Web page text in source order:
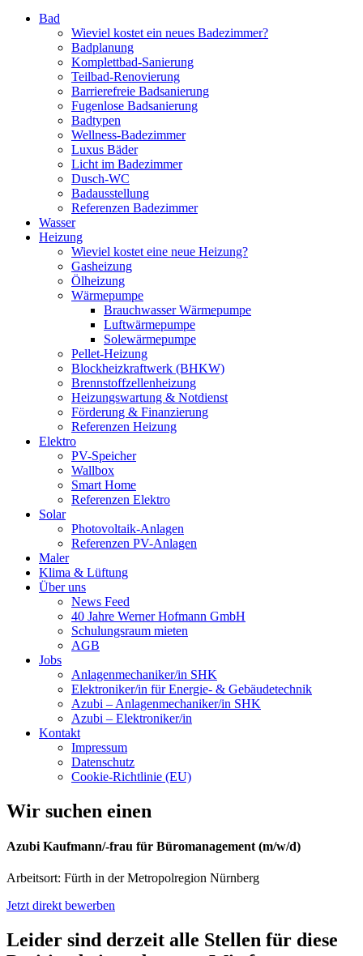
Bad
Wieviel kostet ein neues Badezimmer?
Badplanung
Komplettbad-Sanierung
Teilbad-Renovierung
Barrierefreie Badsanierung
Fugenlose Badsanierung
Badtypen
Wellness-Badezimmer
Luxus Bäder
Licht im Badezimmer
Dusch-WC
Badausstellung
Referenzen Badezimmer
Wasser
Heizung
Wieviel kostet eine neue Heizung?
Gasheizung
Ölheizung
Wärmepumpe
Brauchwasser Wärmepumpe
Luftwärmepumpe
Solewärmepumpe
Pellet-Heizung
Blockheizkraftwerk (BHKW)
Brennstoffzellenheizung
Heizungswartung & Notdienst
Förderung & Finanzierung
Referenzen Heizung
Elektro
PV-Speicher
Wallbox
Smart Home
Referenzen Elektro
Solar
Photovoltaik-Anlagen
Referenzen PV-Anlagen
Maler
Klima & Lüftung
Über uns
News Feed
40 Jahre Werner Hofmann GmbH
Schulungsraum mieten
AGB
Jobs
Anlagenmechaniker/in SHK
Elektroniker/in für Energie- & Gebäudetechnik
Azubi – Anlagenmechaniker/in SHK
Azubi – Elektroniker/in
Kontakt
Impressum
Datenschutz
Cookie-Richtlinie (EU)
Wir suchen einen
Azubi Kaufmann/-frau für Büromanagement (m/w/d)
Arbeitsort: Fürth in der Metropolregion Nürnberg
Jetzt direkt bewerben
Leider sind derzeit alle Stellen für diese